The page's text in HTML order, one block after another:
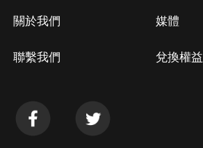
關於我們
聯繫我們
媒體
兌換權益